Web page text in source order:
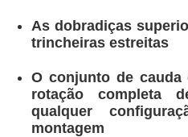
As dobradiças
trincheiras estreitas
O conjunto de
rotação completa
qualquer
montagem